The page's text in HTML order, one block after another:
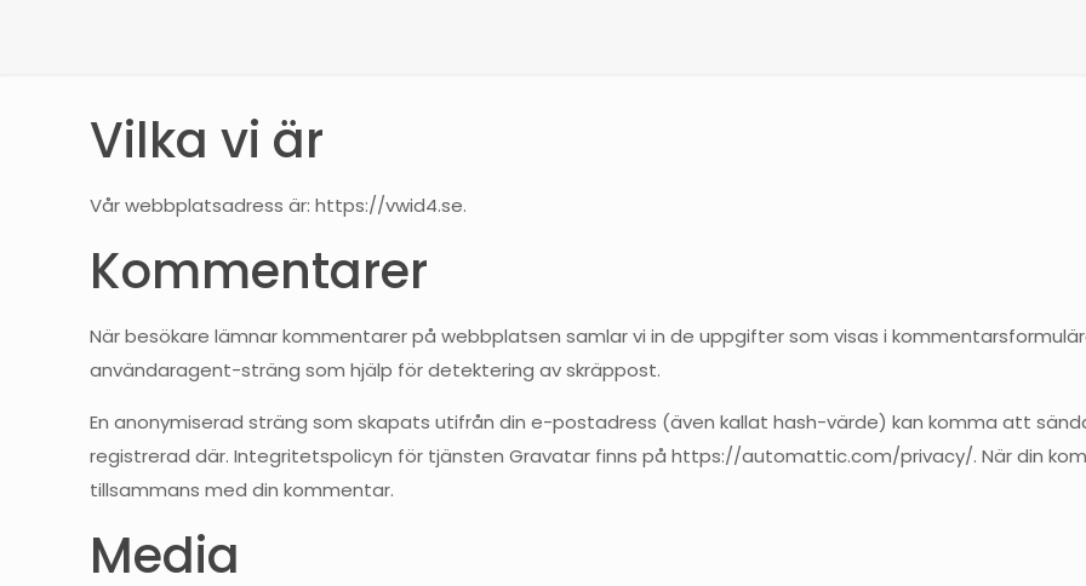
Vilka vi är
Vår webbplatsadress är: https://vwid4.se.
Kommentarer
När besökare lämnar kommentarer på webbplatsen samlar vi in de uppgifter som visas i
användaragent-sträng som hjälp för detektering av skräppost.
En anonymiserad sträng som skapats utifrån din e-postadress (även kallat hash-värde) kan komma att
registrerad där. Integritetspolicyn för tjänsten Gravatar finns på https://automattic.com/privacy/. När din
tillsammans med din kommentar.
Media